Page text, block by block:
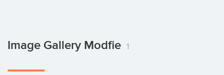
Image Gallery Modfie 1